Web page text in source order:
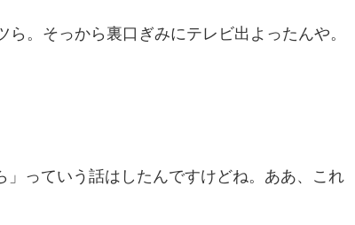
ら。そっから裏口ぎみにテレビ出よったんや。
」っていう話はしたんですけどね。ああ、これ